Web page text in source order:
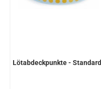
Lötabdeckpunkte - Standard